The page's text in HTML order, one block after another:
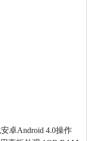
卓Android 4.0操作